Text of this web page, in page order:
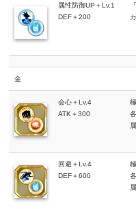
属性防御UP＋Lv.1
DEF＋200
金
会心＋Lv.4
ATK＋300
回避＋Lv.4
DEF＋600